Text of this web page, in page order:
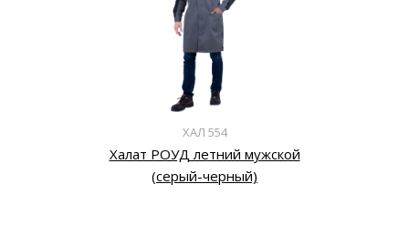
ХАЛ 554
Халат РОУД летний мужской
(серый-черный)